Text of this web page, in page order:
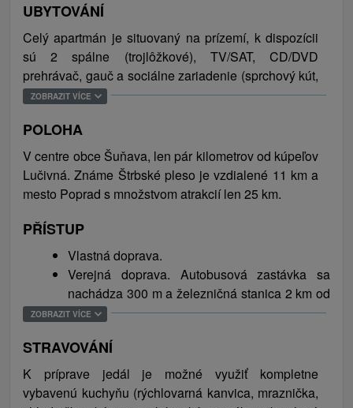
gauč. K príprave chutných jedál môžu hostia využiť
moderne vybavenú kuchyňu alebo počas letných
mesiacov grilovať na záhrade. V exteriéri sa
nachádza altánok so záhradným sedením a pre deti
je pripravený domček na hranie, hojdačka,
pieskovisko a trampolína. V objekte nechýba
bezplatné WiFi pripojenie k internetu a
samozrejmosťou je aj parkovanie priamo pred
ubytovaním. Vysoké Tatry patria celoročne medzi
najvyhľadávanejšie turistické destinácie na
Slovensku
Obec Šuňava je skvelým východiskovým bodom pre
rôzne aktivity v okolí. Počas zimných mesiacov je v
prevádzke niekoľko lyžiarskych stredísk vrátane
Snowparku Lučivná, SkiTatry - Tatrasvit i Ski Park
Tatranská Teplička. Za históriou a kultúrou môžu
Podtatranského múzea v Poprade alebo vyskúšať
prehliadku Važeckej jaskyne. V lete sú obľúbenými
najmä turistiky, medzi najznámejšie vrchy patrí
UBYTOVÁNÍ
Celý apartmán je situovaný na prízemí, k dispozícii
sú 2 spálne (trojlôžkové), TV/SAT, CD/DVD
prehrávač, gauč a sociálne zariadenie (sprchový kút,
toaleta). Celková kapacita ubytovania je 6 osôb (6 x
ZOBRAZIT VÍCE
POLOHA
V centre obce Šuňava, len pár kilometrov od kúpeľov
Lučivná. Známe Štrbské pleso je vzdialené 11 km a
mesto Poprad s množstvom atrakcií len 25 km.
PŘÍSTUP
Vlastná doprava.
Verejná doprava. Autobusová zastávka sa
nachádza 300 m a železničná stanica 2 km od
ubytovania.
ZOBRAZIT VÍCE
STRAVOVÁNÍ
K príprave jedál je možné využiť kompletne
vybavenú kuchyňu (rýchlovarná kanvica, mraznička,